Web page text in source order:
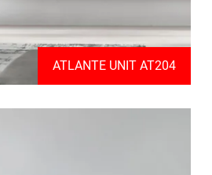
ATLANTE UNIT AT204